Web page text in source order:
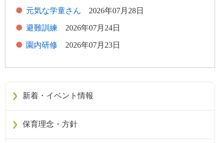
元気な学童さん 2026年07月28日
避難訓練 2026年07月24日
園内研修 2026年07月23日
新着・イベント情報
保育理念・方針